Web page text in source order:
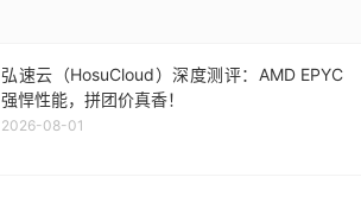
弘速云（HosuCloud）深度测评：AMD EPYC
强悍性能，拼团价真香！
2026-08-01